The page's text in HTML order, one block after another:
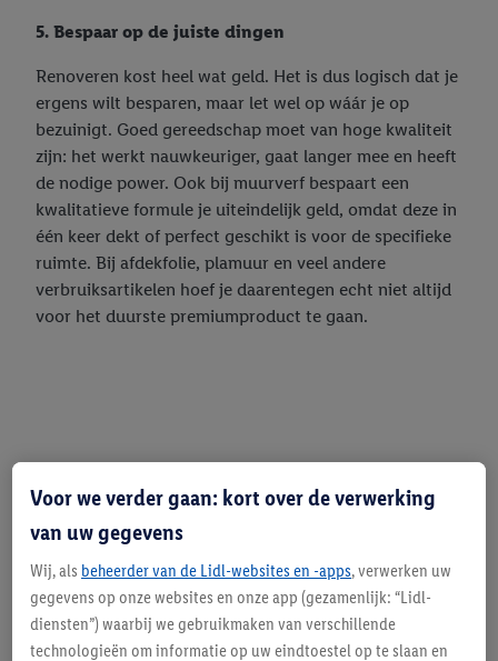
5. Bespaar op de juiste dingen
Renoveren kost heel wat geld. Het is dus logisch dat je
ergens wilt besparen, maar let wel op wáár je op
bezuinigt. Goed gereedschap moet van hoge kwaliteit
zijn: het werkt nauwkeuriger, gaat langer mee en heeft
de nodige power. Ook bij muurverf bespaart een
kwalitatieve formule je uiteindelijk geld, omdat deze in
één keer dekt of perfect geschikt is voor de specifieke
ruimte. Bij afdekfolie, plamuur en veel andere
verbruiksartikelen hoef je daarentegen echt niet altijd
voor het duurste premiumproduct te gaan.
Voor we verder gaan: kort over de verwerking
van uw gegevens
Wij, als beheerder van de Lidl-websites en -apps, verwerken uw
gegevens op onze websites en onze app (gezamenlijk: “Lidl-
diensten”) waarbij we gebruikmaken van verschillende
technologieën om informatie op uw eindtoestel op te slaan en